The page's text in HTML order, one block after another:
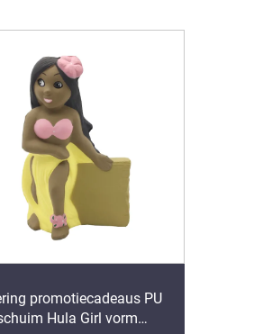
promotiecadeaus PU
Hula Girl vorm